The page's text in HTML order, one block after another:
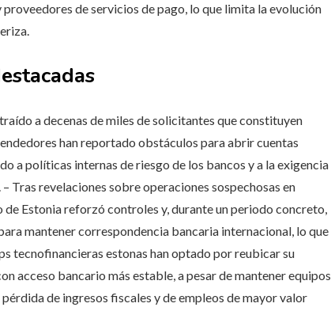
de servicios de pago, lo que limita la evolución
a decenas de miles de solicitantes que constituyen
han reportado obstáculos para abrir cuentas
a políticas internas de riesgo de los bancos y a la exigencia
Tras revelaciones sobre operaciones sospechosas en
Estonia reforzó controles y, durante un periodo concreto,
mantener correspondencia bancaria internacional, lo que
tecnofinancieras estonas han optado por reubicar su
acceso bancario más estable, a pesar de mantener equipos
de ingresos fiscales y de empleos de mayor valor